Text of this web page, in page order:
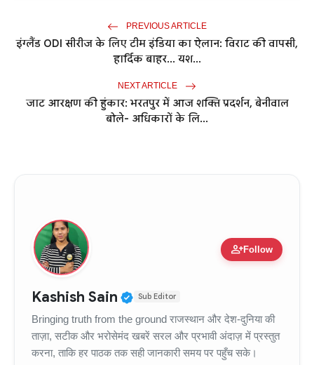
PREVIOUS ARTICLE
इंग्लैंड ODI सीरीज के लिए टीम इंडिया का ऐलान: विराट की वापसी,
हार्दिक बाहर... यश...
NEXT ARTICLE
जाट आरक्षण की हुंकार: भरतपुर में आज शक्ति प्रदर्शन, बेनीवाल
बोले- अधिकारों के लि...
person_addFollow
Kashish Sain Verified Public Figure •
Sub Editor
Bringing truth from the ground राजस्थान और देश-दुनिया की
ताज़ा, सटीक और भरोसेमंद खबरें सरल और प्रभावी अंदाज़ में प्रस्तुत
करना, ताकि हर पाठक तक सही जानकारी समय पर पहुँच सके।